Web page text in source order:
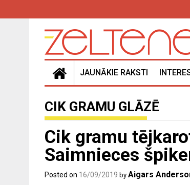
JAUNĀKIE RAKSTI
CIK GRAMU GLĀZĒ
Cik gramu
Saimnieces
Posted on 16/09/2019 by Aigars